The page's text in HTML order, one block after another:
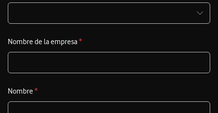
Nombre de la empresa*
Nombre *